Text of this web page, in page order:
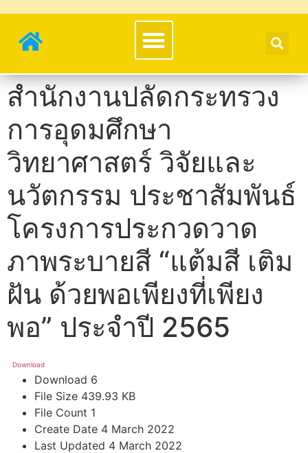
สำนักงานปลัดกระทรวง
การอุดมศึกษา
วิทยาศาสตร์ วิจัยและ
นวัตกรรม ประชาสัมพันธ์
โครงการประกวดวาด
ภาพระบายสี “แต้มสี เติม
ฝัน ด้วยพอเพียงที่เพียง
พอ” ประจำปี 2565
Download
Download 6
File Size 439.93 KB
File Count 1
Create Date 4 March 2022
Last Updated 4 March 2022